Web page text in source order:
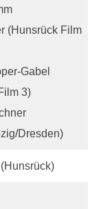
(Hunsrück Film
Gabel
3)
Dresden)